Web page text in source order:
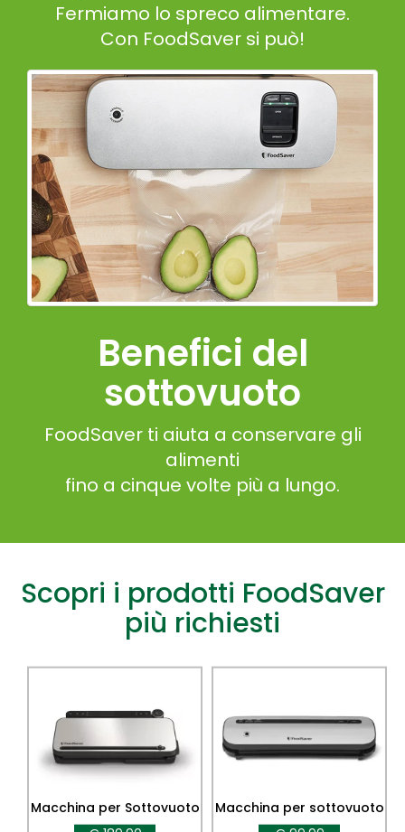
Benefici del
sottovuoto
Fermiamo lo spreco alimentare.
Con FoodSaver si può!
FoodSaver ti aiuta a conservare gli
alimenti
fino a cinque volte più a lungo.
Scopri i prodotti FoodSaver
più richiesti
Macchina per Sottovuoto
VS3190
Macchina per sottovuoto
FoodSaver Space Saving